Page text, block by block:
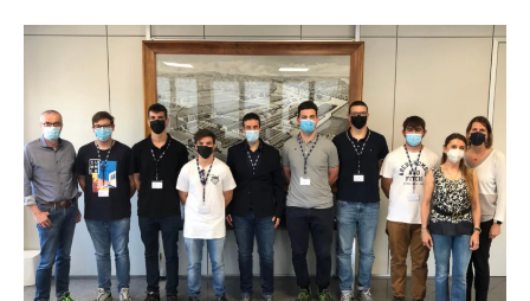
Pittini
Acciaierie
di
Verona
gli
studenti
dell’Istituto
San
Zeno